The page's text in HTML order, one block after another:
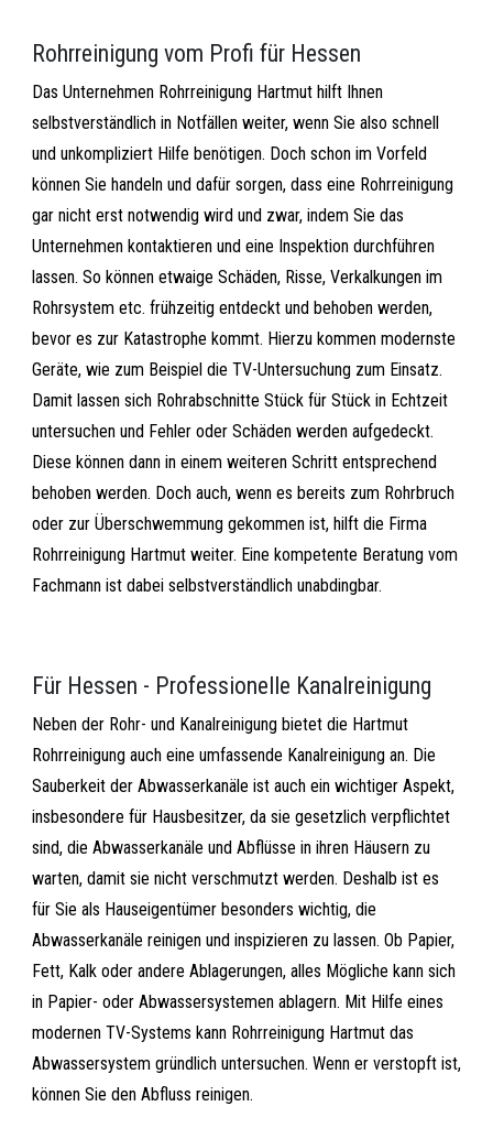
Rohrreinigung vom Profi für Hessen
Das Unternehmen Rohrreinigung Hartmut hilft Ihnen
selbstverständlich in Notfällen weiter, wenn Sie also schnell
und unkompliziert Hilfe benötigen. Doch schon im Vorfeld
können Sie handeln und dafür sorgen, dass eine Rohrreinigung
gar nicht erst notwendig wird und zwar, indem Sie das
Unternehmen kontaktieren und eine Inspektion durchführen
lassen. So können etwaige Schäden, Risse, Verkalkungen im
Rohrsystem etc. frühzeitig entdeckt und behoben werden,
bevor es zur Katastrophe kommt. Hierzu kommen modernste
Geräte, wie zum Beispiel die TV-Untersuchung zum Einsatz.
Damit lassen sich Rohrabschnitte Stück für Stück in Echtzeit
untersuchen und Fehler oder Schäden werden aufgedeckt.
Diese können dann in einem weiteren Schritt entsprechend
behoben werden. Doch auch, wenn es bereits zum Rohrbruch
oder zur Überschwemmung gekommen ist, hilft die Firma
Rohrreinigung Hartmut weiter. Eine kompetente Beratung vom
Fachmann ist dabei selbstverständlich unabdingbar.
Für Hessen - Professionelle Kanalreinigung
Neben der Rohr- und Kanalreinigung bietet die Hartmut
Rohrreinigung auch eine umfassende Kanalreinigung an. Die
Sauberkeit der Abwasserkanäle ist auch ein wichtiger Aspekt,
insbesondere für Hausbesitzer, da sie gesetzlich verpflichtet
sind, die Abwasserkanäle und Abflüsse in ihren Häusern zu
warten, damit sie nicht verschmutzt werden. Deshalb ist es
für Sie als Hauseigentümer besonders wichtig, die
Abwasserkanäle reinigen und inspizieren zu lassen. Ob Papier,
Fett, Kalk oder andere Ablagerungen, alles Mögliche kann sich
in Papier- oder Abwassersystemen ablagern. Mit Hilfe eines
modernen TV-Systems kann Rohrreinigung Hartmut das
Abwassersystem gründlich untersuchen. Wenn er verstopft ist,
können Sie den Abfluss reinigen.